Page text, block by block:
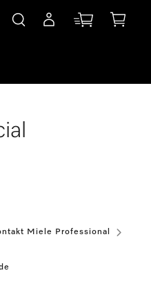
Miele Professional